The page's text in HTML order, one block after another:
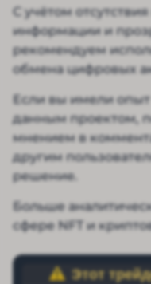
С учётом
информации и
рекомендуем
обмена цифровых
Если вы имели
данным проектом,
мнением в
другим
решение.
Больше
сфере NFT и
Этот